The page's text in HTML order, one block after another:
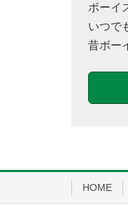
ボーイ
いつで
昔ボー
HOME